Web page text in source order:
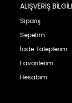
ALIŞVERİŞ
Sipariş
Sepetim
İade Taleplerim
Favorilerim
Hesabım